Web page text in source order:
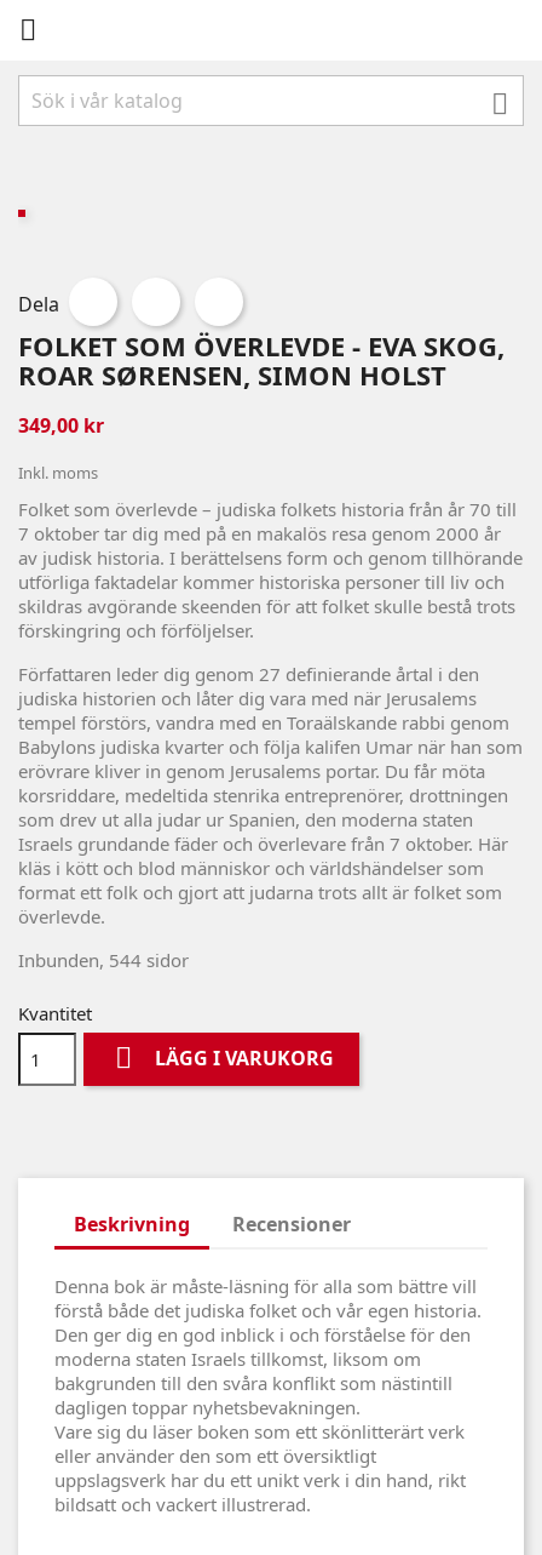


Dela
FOLKET SOM ÖVERLEVDE - EVA SKOG,
ROAR SØRENSEN, SIMON HOLST
349,00 kr
Inkl. moms
Folket som överlevde – judiska folkets historia från år 70 till
7 oktober tar dig med på en makalös resa genom 2000 år
av judisk historia. I berättelsens form och genom tillhörande
utförliga faktadelar kommer historiska personer till liv och
skildras avgörande skeenden för att folket skulle bestå trots
förskingring och förföljelser.
Författaren leder dig genom 27 definierande årtal i den
judiska historien och låter dig vara med när Jerusalems
tempel förstörs, vandra med en Toraälskande rabbi genom
Babylons judiska kvarter och följa kalifen Umar när han som
erövrare kliver in genom Jerusalems portar. Du får möta
korsriddare, medeltida stenrika entreprenörer, drottningen
som drev ut alla judar ur Spanien, den moderna staten
Israels grundande fäder och överlevare från 7 oktober. Här
kläs i kött och blod människor och världshändelser som
format ett folk och gjort att judarna trots allt är folket som
överlevde.
Inbunden, 544 sidor
Kvantitet
 LÄGG I VARUKORG
Beskrivning Recensioner
Denna bok är måste-läsning för alla som bättre vill
förstå både det judiska folket och vår egen historia.
Den ger dig en god inblick i och förståelse för den
moderna staten Israels tillkomst, liksom om
bakgrunden till den svåra konflikt som nästintill
dagligen toppar nyhetsbevakningen.
Vare sig du läser boken som ett skönlitterärt verk
eller använder den som ett översiktligt
uppslagsverk har du ett unikt verk i din hand, rikt
bildsatt och vackert illustrerad.